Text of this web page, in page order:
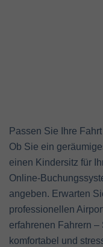
Passen Sie Ihre
Ob Sie ein
einen Kindersitz für
Online-
angeben. Erwarten
professionellen
erfahrenen Fahrern
komfortabel und